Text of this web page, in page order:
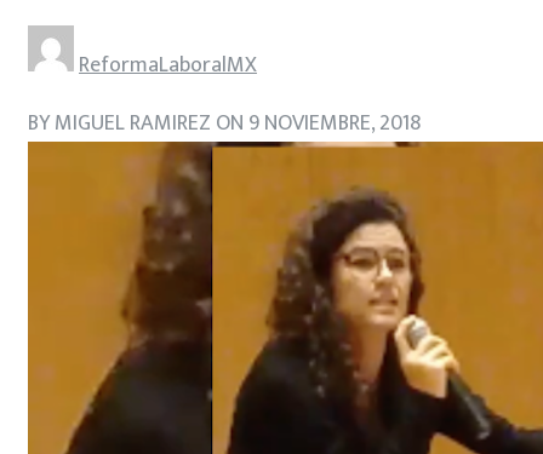
ReformaLaboralMX
BY MIGUEL RAMIREZ ON 9 NOVIEMBRE, 2018